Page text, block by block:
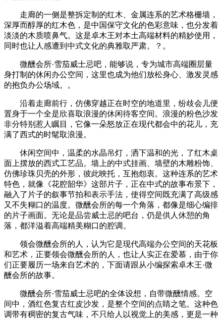
走廊的一侧是整拆定制的红木、金属连系的艺术格栅墙，
深厚而醇厚的红木色，是中国保守文化的色彩意味，也分发着
淡淡的木质喷鼻气。这是卓木王对本土高端材料的精妙使用，
同时也让人感遭到中式文化的典雅取严肃。‎？。
微醺会所·雪茄威士忌吧，能够说，专为城市高端圈层量
身打制的休闲办公空间，这里也成为他们放松身心、激发灵感
的抱负办公场域。‎。
沿着走廊前行，仿佛穿越正在时空的地道里，纷歧会儿便
置身于一个全是欣喜取浪漫的休闲待客空间。浪漫的粉色沙发
非分特别惹人瞩目，它像一朵怒放正在现代都会中的花儿，充
满了西式的时髦取浪漫。
休闲空间中，温柔的水晶吊灯，洒下温和的光，了红木桌
面上摆放的西式工艺品。墙上的中式挂画、墙壁的木雕粉饰、
仿佛珍珠贝壳的外形，彼此映托，互抱怨衷。这种连系的艺术
特色，就像《花腔韶华》这部片子，正在中式的故事布景下，
融入了片子的叙事节拍和表示手法，使得空间既充满了高级感
又不失糊口的温度。‎‎微醺会所的每一个角落，都像是细心编排
的片子画面。无论是品尝威士忌的吧台，仍是供人休憩的角
落，都洋溢着高端精美糊口的腔调。
领会微醺会所的人，认为它是现代高端办公空间的天花板
和艺术，正要领会微醺会所的人，也让人实正在爱慕，由于你
们正要履历一场来自艺术的，下面请跟从小编探索卓木王·微
醺会所的故事。
微醺会所·雪茄威士忌吧的全体设想，自带微醺情感。空
间中，酒红色复古红皮沙发，是整个空间的点睛之笔。这种色
调带有稠密的复古气味，不只给人以视觉上的美感，更是一种